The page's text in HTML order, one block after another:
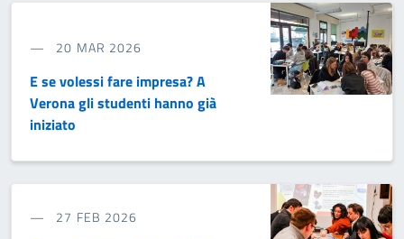
20 MAR 2026
E se volessi fare impresa? A
Verona gli studenti hanno già
iniziato
27 FEB 2026